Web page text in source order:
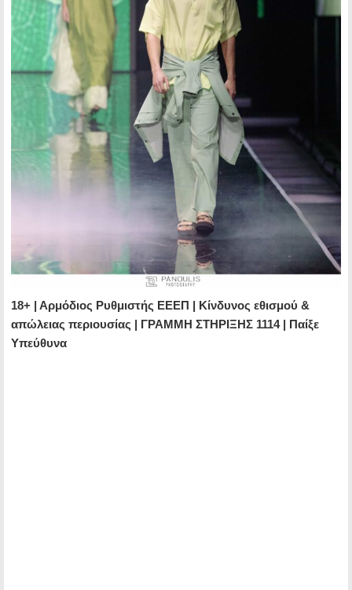
18+ | Αρμόδιος Ρυθμιστής ΕΕΕΠ | Κίνδυνος εθισμού &
απώλειας περιουσίας | ΓΡΑΜΜΗ ΣΤΗΡΙΞΗΣ 1114 | Παίξε
Υπεύθυνα